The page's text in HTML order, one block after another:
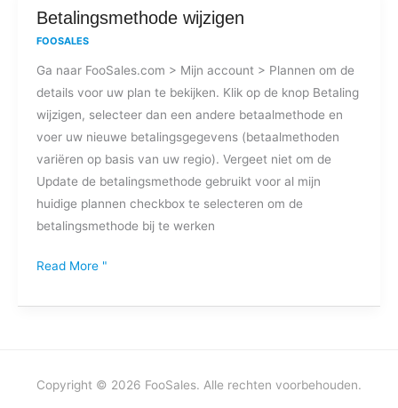
Betalingsmethode wijzigen
FOOSALES
Ga naar FooSales.com > Mijn account > Plannen om de
details voor uw plan te bekijken. Klik op de knop Betaling
wijzigen, selecteer dan een andere betaalmethode en
voer uw nieuwe betalingsgegevens (betaalmethoden
variëren op basis van uw regio). Vergeet niet om de
Update de betalingsmethode gebruikt voor al mijn
huidige plannen checkbox te selecteren om de
betalingsmethode bij te werken
Betalingsmethode
wijzigen
Read More "
Copyright © 2026 FooSales. Alle rechten voorbehouden.